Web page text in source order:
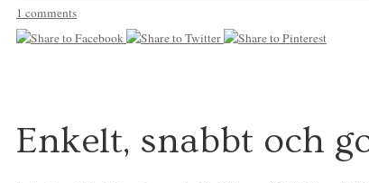
1 comments
Enkelt, snabbt och